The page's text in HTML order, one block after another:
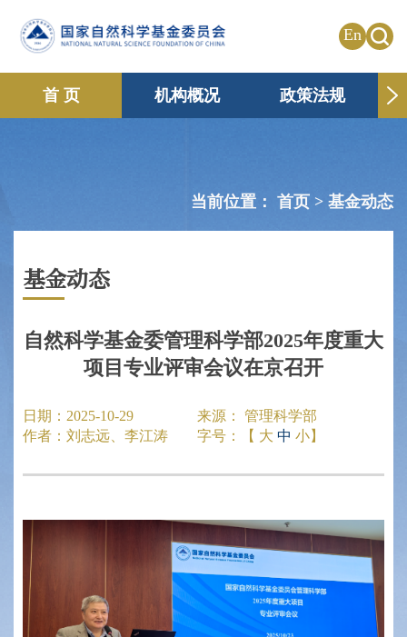
En
首 页 机构概况 政策法规
当前位置： 首页 > 基金动态
基金动态
自然科学基金委管理科学部2025年度重大
项目专业评审会议在京召开
日期： 2025-10-29 来源：
管理科学部
作者： 刘志远、李江涛 字号：【 大 中 小】